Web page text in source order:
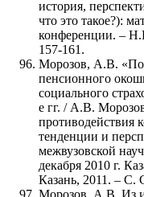
история,
что это такое?):
конференции. –
157-161.
Морозов, А.В.
пенсионного
социального
е гг. / А.В.
противодействия
тенденции и
межвузовской
декабря 2010 г.
Казань, 2011. – С.
Морозов, А.В. Из